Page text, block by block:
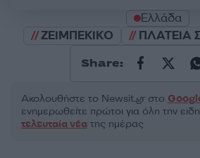
Ελλάδα
ΖΕΙΜΠΕΚΙΚΟ
ΠΛΑΤΕΙΑ
Share:
Ακολουθήστε το Νewsit.gr στο
ενημερωθείτε πρώτοι για όλη την
τελευταία νέα της ημέρας